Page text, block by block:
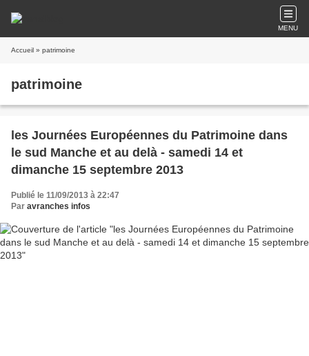
MENU
Accueil » patrimoine
patrimoine
les Journées Européennes du Patrimoine dans
le sud Manche et au delà - samedi 14 et
dimanche 15 septembre 2013
Publié le 11/09/2013 à 22:47
Par avranches infos